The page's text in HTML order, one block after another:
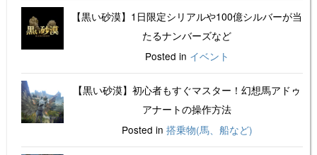
【黒い砂漠】1日限定シリアルや100億シルバーが当
たるナンバーズなど
Posted in イベント
【黒い砂漠】初心者もすぐマスター！幻想馬アドゥ
アナートの操作方法
Posted in 搭乗物(馬、船など)